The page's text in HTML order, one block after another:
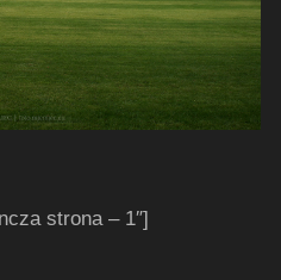
strona – 1″]